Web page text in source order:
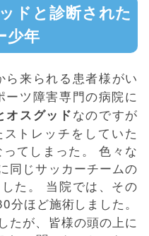
ドと診断された
少年
ら来られる患者様がい
ーツ障害専門の病院に
オスグッドなのですが
トレッチをしていた
てしまった。 色々な
同じサッカーチームの
た。 当院では、その
分ほど施術しました。
たが、皆様の頭の上に